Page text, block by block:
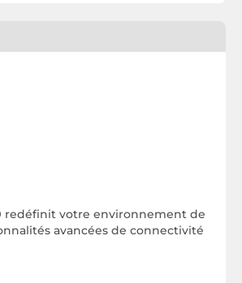
redéfinit votre environnement de
avancées de connectivité